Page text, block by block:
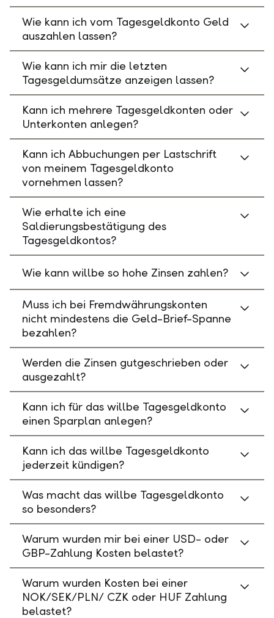
Wie kann ich vom Tagesgeldkonto Geld
auszahlen lassen?
Wie kann ich mir die letzten
Tagesgeldumsätze anzeigen lassen?
Kann ich mehrere Tagesgeldkonten oder
Unterkonten anlegen?
Kann ich Abbuchungen per Lastschrift
von meinem Tagesgeldkonto
vornehmen lassen?
Wie erhalte ich eine
Saldierungsbestätigung des
Tagesgeldkontos?
Wie kann willbe so hohe Zinsen zahlen?
Muss ich bei Fremdwährungskonten
nicht mindestens die Geld-Brief-Spanne
bezahlen?
Werden die Zinsen gutgeschrieben oder
ausgezahlt?
Kann ich für das willbe Tagesgeldkonto
einen Sparplan anlegen?
Kann ich das willbe Tagesgeldkonto
jederzeit kündigen?
Was macht das willbe Tagesgeldkonto
so besonders?
Warum wurden mir bei einer USD- oder
GBP-Zahlung Kosten belastet?
Warum wurden Kosten bei einer
NOK/SEK/PLN/ CZK oder HUF Zahlung
belastet?